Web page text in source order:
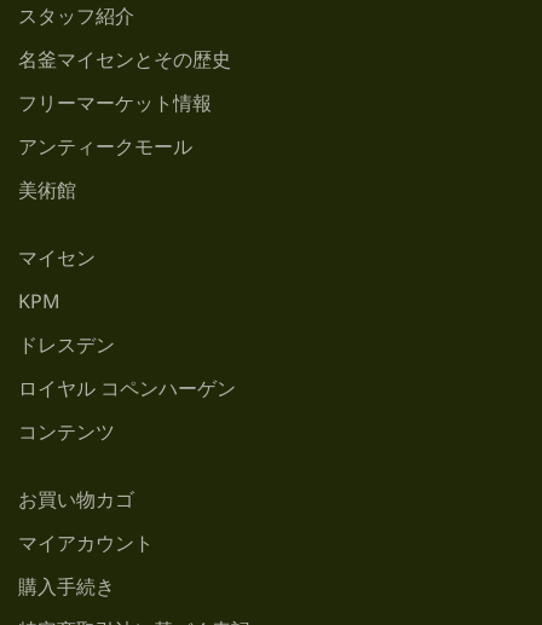
スタッフ紹介
名釜マイセンとその歴史
フリーマーケット情報
アンティークモール
美術館
マイセン
KPM
ドレスデン
ロイヤル コペンハーゲン
コンテンツ
お買い物カゴ
マイアカウント
購入手続き